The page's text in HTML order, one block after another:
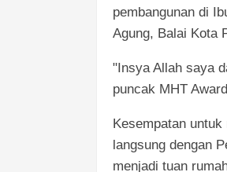
pembangunan di
Agung, Balai Kota
"Insya Allah saya
puncak MHT
Kesempatan
langsung dengan
menjadi tuan